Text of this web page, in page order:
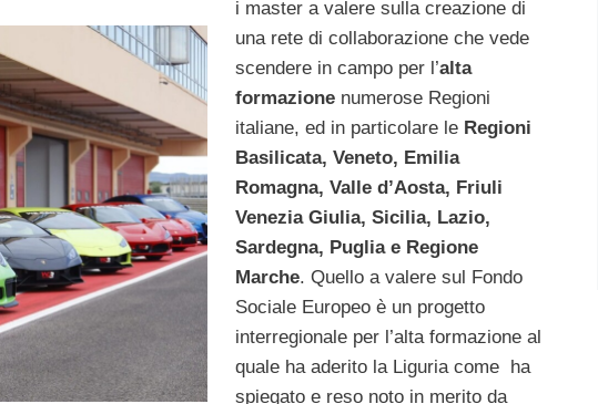
i master a valere sulla creazione di
una rete di collaborazione che vede
scendere in campo per l’alta
formazionenumerose Regioni
italiane, ed in particolare le Regioni
Basilicata, Veneto, Emilia
Romagna, Valle d’Aosta, Friuli
Venezia Giulia, Sicilia, Lazio,
Sardegna, Puglia e Regione
Marche. Quello a valere sul Fondo
Sociale Europeo è un progetto
interregionale per l’alta formazione al
quale ha aderito la Liguria come ha
spiegato e reso noto in merito da